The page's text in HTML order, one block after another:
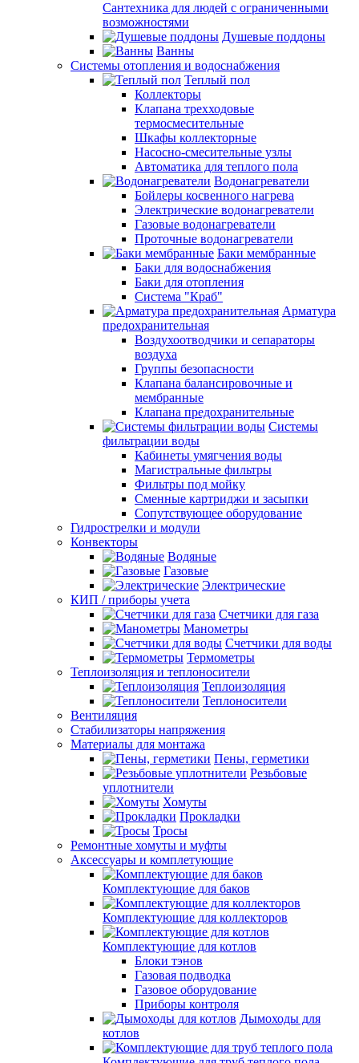
Сантехника для людей с ограниченными
возможностями
Душевые поддоны
Ванны
Системы отопления и водоснабжения
Теплый пол
Коллекторы
Клапана трехходовые
термосмесительные
Шкафы коллекторные
Насосно-смесительные узлы
Автоматика для теплого пола
Водонагреватели
Бойлеры косвенного нагрева
Электрические водонагреватели
Газовые водонагреватели
Проточные водонагреватели
Баки мембранные
Баки для водоснабжения
Баки для отопления
Система "Краб"
Арматура
предохранительная
Воздухоотводчики и сепараторы
воздуха
Группы безопасности
Клапана балансировочные и
мембранные
Клапана предохранительные
Системы
фильтрации воды
Кабинеты умягчения воды
Магистральные фильтры
Фильтры под мойку
Сменные картриджи и засыпки
Сопутствующее оборудование
Гидрострелки и модули
Конвекторы
Водяные
Газовые
Электрические
КИП / приборы учета
Счетчики для газа
Манометры
Счетчики для воды
Термометры
Теплоизоляция и теплоносители
Теплоизоляция
Теплоносители
Вентиляция
Стабилизаторы напряжения
Материалы для монтажа
Пены, герметики
Резьбовые
уплотнители
Хомуты
Прокладки
Тросы
Ремонтные хомуты и муфты
Аксессуары и комплетующие
Комплектующие для баков
Комплектующие для коллекторов
Комплектующие для котлов
Блоки тэнов
Газовая подводка
Газовое оборудование
Приборы контроля
Дымоходы для
котлов